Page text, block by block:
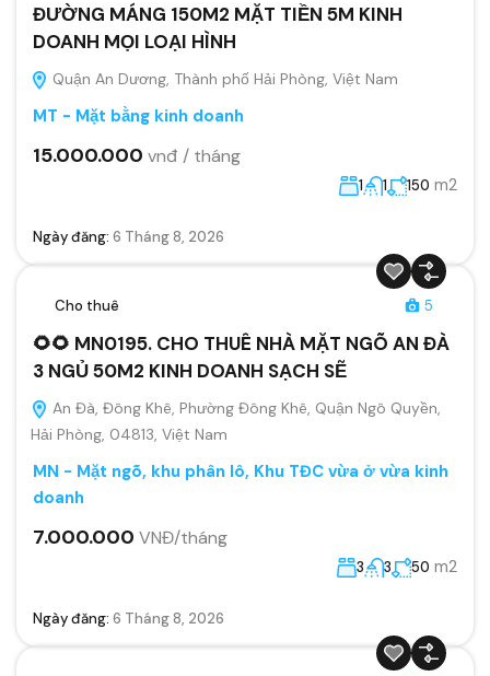
ĐƯỜNG MÁNG 150M2 MẶT TIỀN 5M KINH
DOANH MỌI LOẠI HÌNH
Quận An Dương, Thành phố Hải Phòng, Việt Nam
MT - Mặt bằng kinh doanh
15.000.000 vnđ / tháng
1 1 150 m2
Ngày đăng: 6 Tháng 8, 2026
Cho thuê 5
🌻🌻 MN0195. CHO THUÊ NHÀ MẶT NGÕ AN ĐÀ
3 NGỦ 50M2 KINH DOANH SẠCH SẼ
An Đà, Đông Khê, Phường Đông Khê, Quận Ngô Quyền,
Hải Phòng, 04813, Việt Nam
MN - Mặt ngõ, khu phân lô, Khu TĐC vừa ở vừa kinh
doanh
7.000.000 VNĐ/tháng
3 3 50 m2
Ngày đăng: 6 Tháng 8, 2026